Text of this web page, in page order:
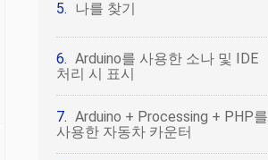
나를 찾기
Arduino를 사용한 소나 및 IDE
처리 시 표시
Arduino + Processing + PHP를
사용한 자동차 카운터